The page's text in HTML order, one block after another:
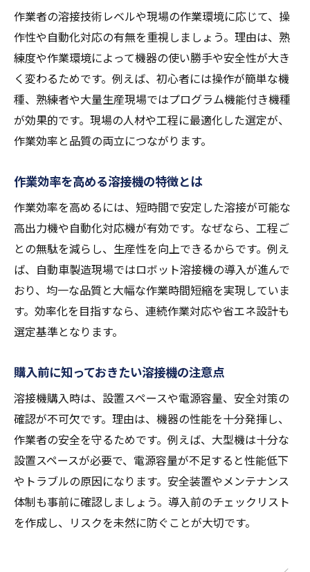
作業者の溶接技術レベルや現場の作業環境に応じて、操
作性や自動化対応の有無を重視しましょう。理由は、熟
練度や作業環境によって機器の使い勝手や安全性が大き
く変わるためです。例えば、初心者には操作が簡単な機
種、熟練者や大量生産現場ではプログラム機能付き機種
が効果的です。現場の人材や工程に最適化した選定が、
作業効率と品質の両立につながります。
作業効率を高める溶接機の特徴とは
作業効率を高めるには、短時間で安定した溶接が可能な
高出力機や自動化対応機が有効です。なぜなら、工程ご
との無駄を減らし、生産性を向上できるからです。例え
ば、自動車製造現場ではロボット溶接機の導入が進んで
おり、均一な品質と大幅な作業時間短縮を実現していま
す。効率化を目指すなら、連続作業対応や省エネ設計も
選定基準となります。
購入前に知っておきたい溶接機の注意点
溶接機購入時は、設置スペースや電源容量、安全対策の
確認が不可欠です。理由は、機器の性能を十分発揮し、
作業者の安全を守るためです。例えば、大型機は十分な
設置スペースが必要で、電源容量が不足すると性能低下
やトラブルの原因になります。安全装置やメンテナンス
体制も事前に確認しましょう。導入前のチェックリスト
を作成し、リスクを未然に防ぐことが大切です。